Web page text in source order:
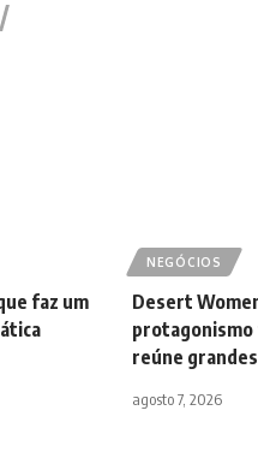
faz um
NEGÓCIOS
Desert
reúne
agosto 7, 2026